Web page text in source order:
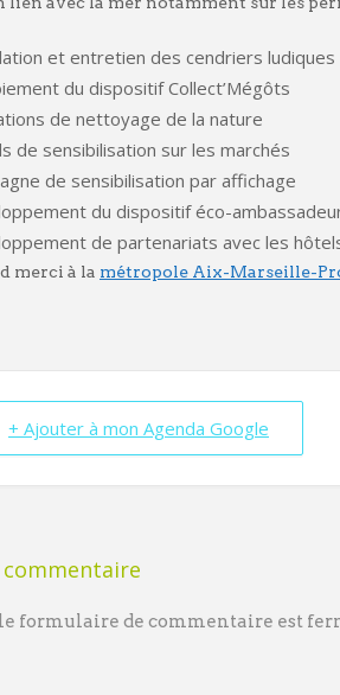
et entretien des cendriers ludiques
du dispositif Collect’Mégôts
de nettoyage de la nature
de sensibilisation sur les marchés
de sensibilisation par affichage
du dispositif éco-
de partenariats avec les
merci à la métropole Aix-Marseille-
+ Ajouter à mon Agenda Google
commentaire
le formulaire de commentaire est